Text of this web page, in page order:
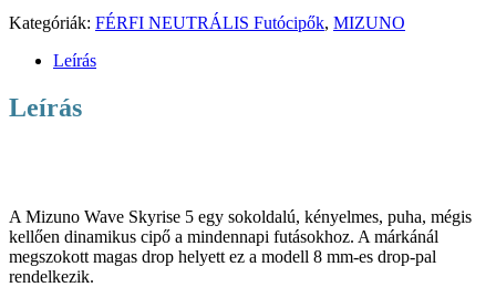
Kategóriák: FÉRFI NEUTRÁLIS Futócipők, MIZUNO
Leírás
Leírás
A Mizuno Wave Skyrise 5 egy sokoldalú, kényelmes, puha, mégis
kellően dinamikus cipő a mindennapi futásokhoz. A márkánál
megszokott magas drop helyett ez a modell 8 mm-es drop-pal
rendelkezik.